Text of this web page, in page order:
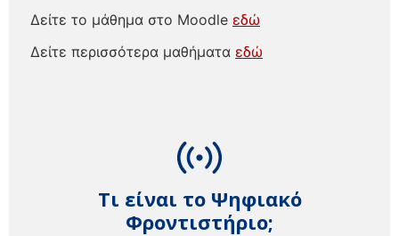
Τι είναι το Ψηφιακό
Φροντιστήριο;
Δείτε το μάθημα στο Moodle εδώ
Δείτε περισσότερα μαθήματα εδώ